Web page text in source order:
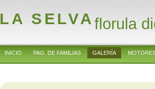
LA SELVAflorula
INICIO PAG. DE FAMILIAS GALERÍA